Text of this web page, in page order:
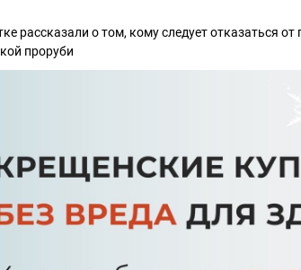
рассказали о том, кому следует отказаться
проруби